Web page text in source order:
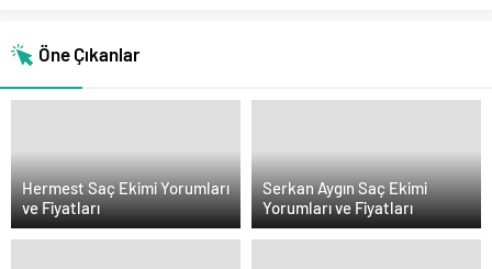
Öne Çıkanlar
Hermest Saç Ekimi Yorumları
ve Fiyatları
Serkan Aygın Saç Ekimi
Yorumları ve Fiyatları